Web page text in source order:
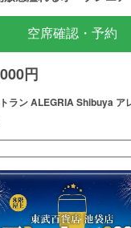
空席確認・予約
円
ラン ALEGRIA Shibuya ア